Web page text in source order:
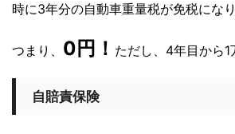
時に3年分の自動車重量税が免税になり
つまり、 0円！ ただし、4年目から1
自賠責保険